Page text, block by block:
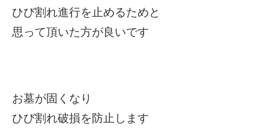
ひび割れ進行を止めるためと
思って頂いた方が良いです
お墓が固くなり
ひび割れ破損を防止します